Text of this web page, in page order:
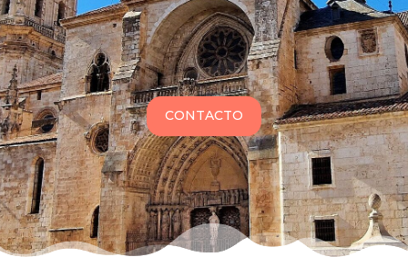
CONTACTO